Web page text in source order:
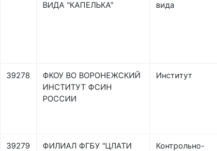
ВИДА "КАПЕЛЬКА" вида
39278
ФКОУ ВО ВОРОНЕЖСКИЙ
ИНСТИТУТ ФСИН
РОССИИ
Институт
39279
ФИЛИАЛ ФГБУ "ЦЛАТИ
Контрольно-